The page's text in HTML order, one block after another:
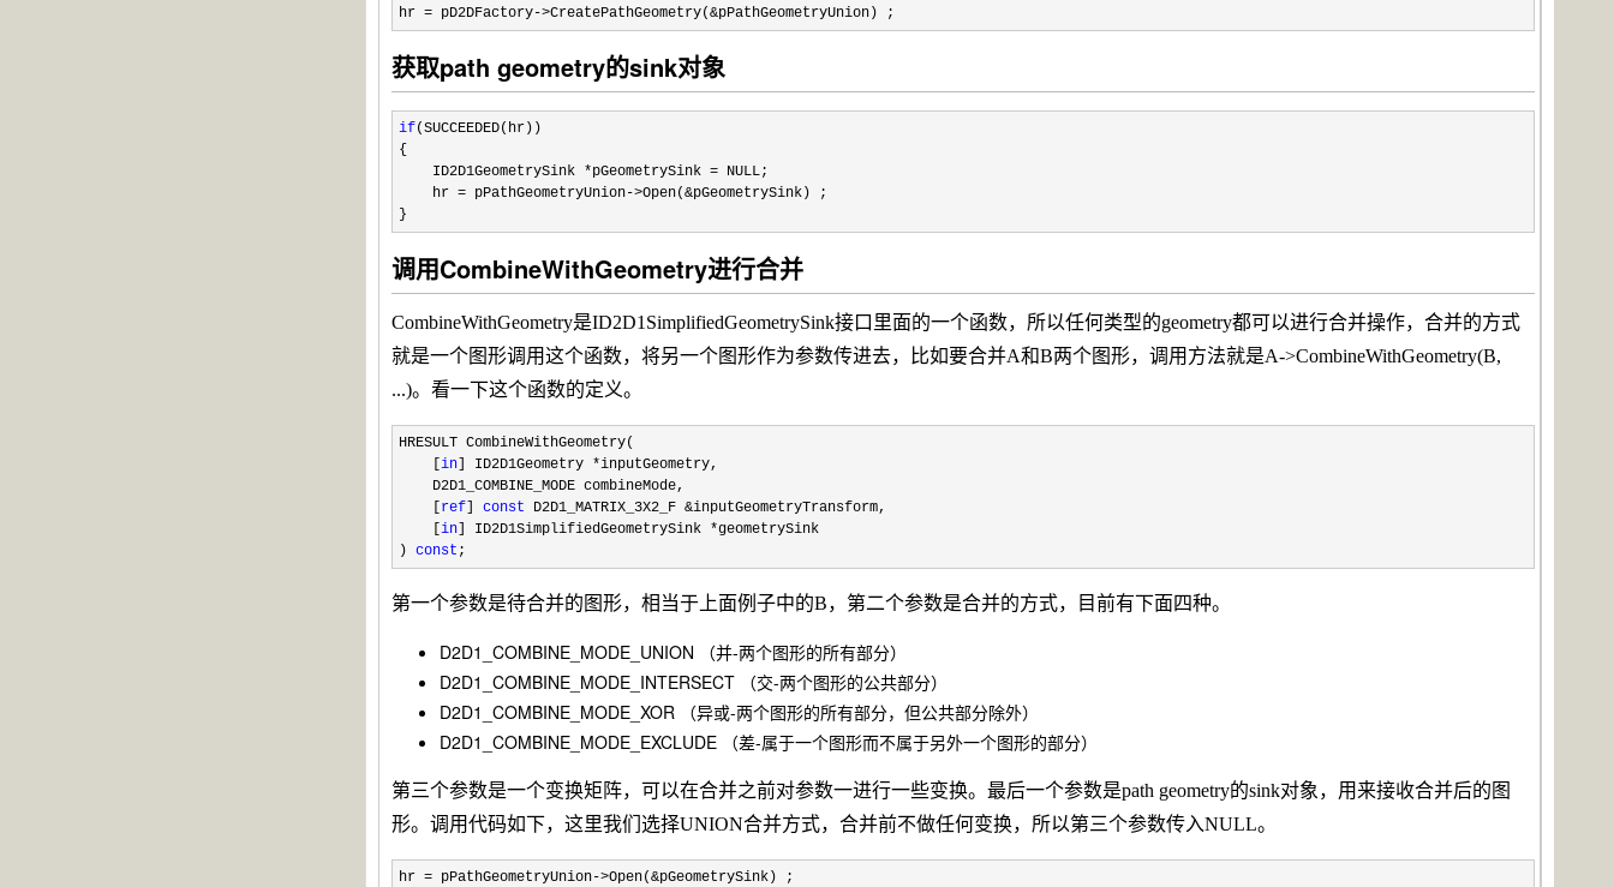
hr = pD2DFactory->CreatePathGeometry(&pPathGeometryUnion) ;
获取path geometry的sink对象
if(SUCCEEDED(hr))
{
ID2D1GeometrySink *pGeometrySink = NULL;
hr = pPathGeometryUnion->Open(&pGeometrySink) ;
}
调用CombineWithGeometry进行合并
CombineWithGeometry是ID2D1SimplifiedGeometrySink接口里面的一个函数，所以任何类型的geometry都可以进行合并操作，合并的方式
就是一个图形调用这个函数，将另一个图形作为参数传进去，比如要合并A和B两个图形，调用方法就是A->CombineWithGeometry(B,
...)。看一下这个函数的定义。
HRESULT CombineWithGeometry(
in ] ID2D1Geometry *inputGeometry,
D2D1_COMBINE_MODE combineMode,
ref const D2D1_MATRIX_3X2_F &inputGeometryTransform,
in ] ID2D1SimplifiedGeometrySink *geometrySink
) const ;
第一个参数是待合并的图形，相当于上面例子中的B，第二个参数是合并的方式，目前有下面四种。
D2D1_COMBINE_MODE_UNION （并-两个图形的所有部分）
D2D1_COMBINE_MODE_INTERSECT （交-两个图形的公共部分）
D2D1_COMBINE_MODE_XOR （异或-两个图形的所有部分，但公共部分除外）
D2D1_COMBINE_MODE_EXCLUDE （差-属于一个图形而不属于另外一个图形的部分）
第三个参数是一个变换矩阵，可以在合并之前对参数一进行一些变换。最后一个参数是path geometry的sink对象，用来接收合并后的图
形。调用代码如下，这里我们选择UNION合并方式，合并前不做任何变换，所以第三个参数传入NULL。
hr = pPathGeometryUnion->Open(&pGeometrySink) ;